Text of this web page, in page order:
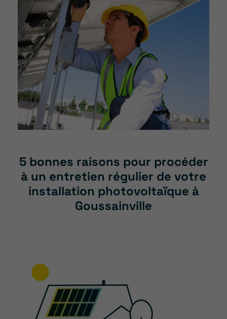
5 bonnes raisons pour procéder
à un entretien régulier de votre
installation photovoltaïque à
Goussainville